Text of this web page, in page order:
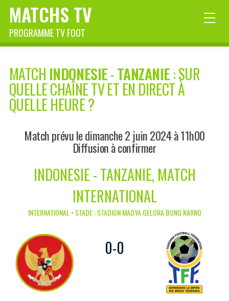
MATCHS TV
PROGRAMME TV FOOT
MATCH INDONESIE-TANZANIE: SUR
QUELLE CHAÎNE TV ET EN DIRECT À
QUELLE HEURE ?
Match prévu le dimanche 2 juin 2024 à 11h00
Diffusion à confirmer
INDONESIE - TANZANIE, MATCH
INTERNATIONAL
INTERNATIONAL • STADE : STADION MADYA GELORA BUNG KARNO
0-0